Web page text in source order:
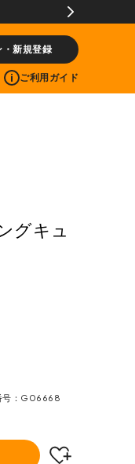
・新規登録
ご利用ガイド
グキュ
号 G06668